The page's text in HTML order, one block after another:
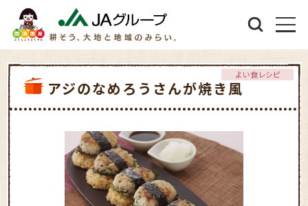
アジのなめろうさんが焼き風
よい食レシピ